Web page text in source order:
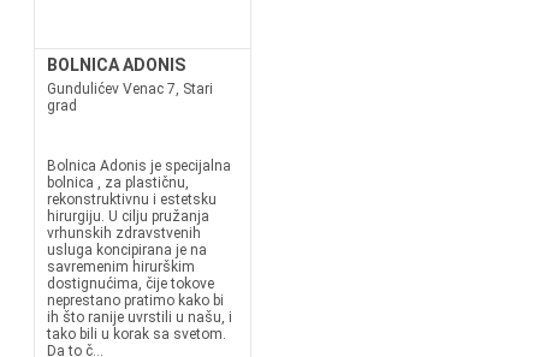
BOLNICA ADONIS
Gundulićev Venac 7, Stari
grad
Bolnica Adonis je specijalna
bolnica , za plastičnu,
rekonstruktivnu i estetsku
hirurgiju. U cilju pružanja
vrhunskih zdravstvenih
usluga koncipirana je na
savremenim hirurškim
dostignućima, čije tokove
neprestano pratimo kako bi
ih što ranije uvrstili u našu, i
tako bili u korak sa svetom.
Da to č...